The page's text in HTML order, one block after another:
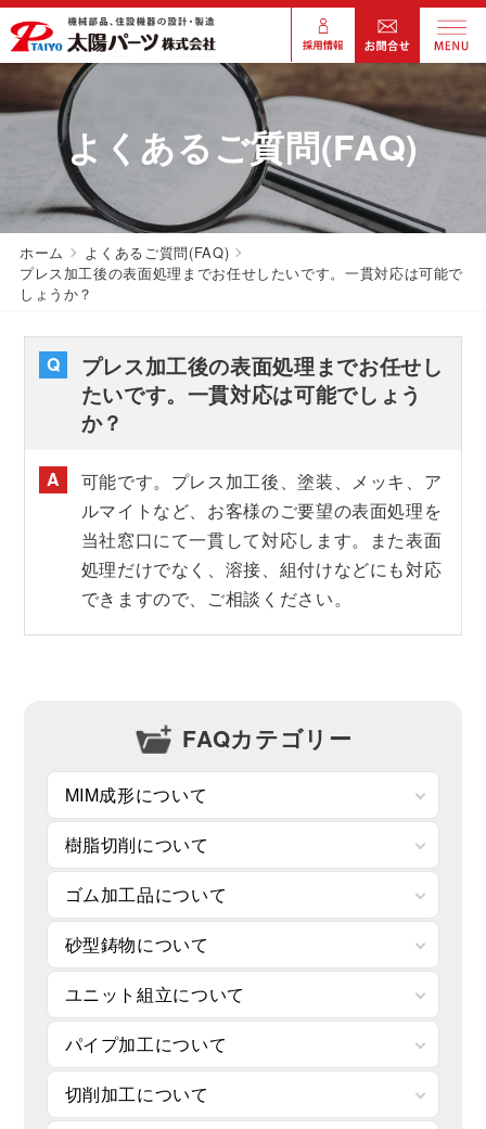
よくあるご質問(FAQ)
ホーム
よくあるご質問(FAQ)
プレス加工後の表面処理までお任せしたいです。一貫対応は可能で
しょうか？
プレス加工後の表面処理までお任せし
たいです。一貫対応は可能でしょう
か？
可能です。プレス加工後、塗装、メッキ、ア
ルマイトなど、お客様のご要望の表面処理を
当社窓口にて一貫して対応します。また表面
処理だけでなく、溶接、組付けなどにも対応
できますので、ご相談ください。
FAQカテゴリー
MIM成形について
樹脂切削について
ゴム加工品について
砂型鋳物について
ユニット組立について
パイプ加工について
切削加工について